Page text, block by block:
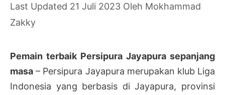
21 Juli 2023 Oleh Mokhammad
Zakky
Pemain terbaik Persipura Jayapura sepanjang
masa – Persipura Jayapura merupakan klub Liga
Indonesia yang berbasis di Jayapura, provinsi